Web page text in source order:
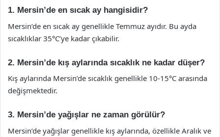
1. Mersin’de en sıcak ay hangisidir?
Mersin’de en sıcak ay genellikle Temmuz ayıdır. Bu ayda
sıcaklıklar 35°C’ye kadar çıkabilir.
2. Mersin’de kış aylarında sıcaklık ne kadar düşer?
Kış aylarında Mersin’de sıcaklık genellikle 10-15°C arasında
değişmektedir.
3. Mersin’de yağışlar ne zaman görülür?
Mersin’de yağışlar genellikle kış aylarında, özellikle Aralık ve